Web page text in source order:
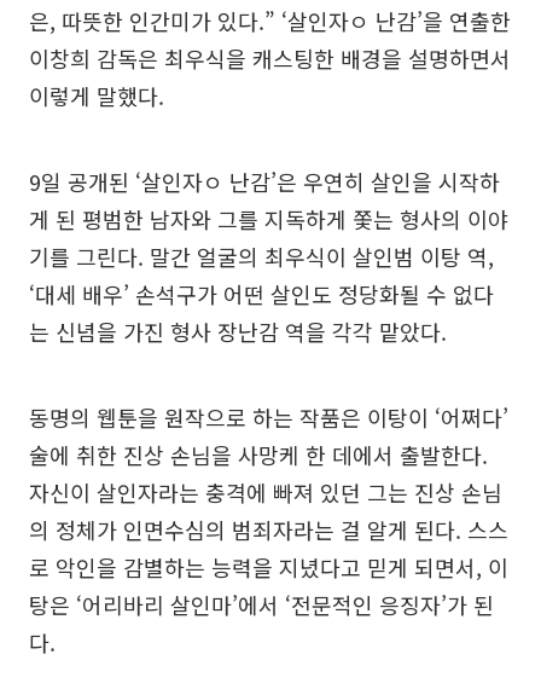
은, 따뜻한 인간미가 있다.” ‘살인자ㅇ 난감’을 연출한
이창희 감독은 최우식을 캐스팅한 배경을 설명하면서
이렇게 말했다.
9일 공개된 ‘살인자ㅇ 난감’은 우연히 살인을 시작하
게 된 평범한 남자와 그를 지독하게 쫓는 형사의 이야
기를 그린다. 말간 얼굴의 최우식이 살인범 이탕 역,
‘대세 배우’ 손석구가 어떤 살인도 정당화될 수 없다
는 신념을 가진 형사 장난감 역을 각각 맡았다.
동명의 웹툰을 원작으로 하는 작품은 이탕이 ‘어쩌다’
술에 취한 진상 손님을 사망케 한 데에서 출발한다.
자신이 살인자라는 충격에 빠져 있던 그는 진상 손님
의 정체가 인면수심의 범죄자라는 걸 알게 된다. 스스
로 악인을 감별하는 능력을 지녔다고 믿게 되면서, 이
탕은 ‘어리바리 살인마’에서 ‘전문적인 응징자’가 된
다.